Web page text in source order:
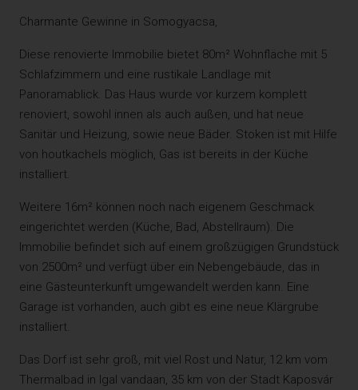
Charmante Gewinne in Somogyacsa,
Diese renovierte Immobilie bietet 80m² Wohnfläche mit 5
Schlafzimmern und eine rustikale Landlage mit
Panoramablick. Das Haus wurde vor kurzem komplett
renoviert, sowohl innen als auch außen, und hat neue
Sanitär und Heizung, sowie neue Bäder. Stoken ist mit Hilfe
von houtkachels möglich, Gas ist bereits in der Küche
installiert.
Weitere 16m² können noch nach eigenem Geschmack
eingerichtet werden (Küche, Bad, Abstellraum). Die
Immobilie befindet sich auf einem großzügigen Grundstück
von 2500m² und verfügt über ein Nebengebäude, das in
eine Gästeunterkunft umgewandelt werden kann. Eine
Garage ist vorhanden, auch gibt es eine neue Klärgrube
installiert.
Das Dorf ist sehr groß, mit viel Rost und Natur, 12 km vom
Thermalbad in Igal vandaan, 35 km von der Stadt Kaposvár